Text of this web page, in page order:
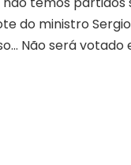
do ministro
Não será votado